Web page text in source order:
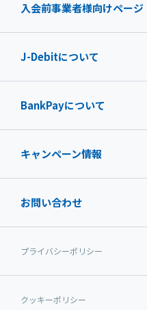
入会前事業者様向けページ
J-Debitについて
BankPayについて
キャンペーン情報
お問い合わせ
プライバシーポリシー
クッキーポリシー